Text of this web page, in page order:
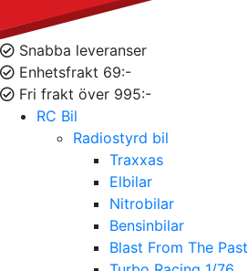
Snabba leveranser
Enhetsfrakt 69:-
Fri frakt över 995:-
RC Bil
Radiostyrd bil
Traxxas
Elbilar
Nitrobilar
Bensinbilar
Blast From The Past